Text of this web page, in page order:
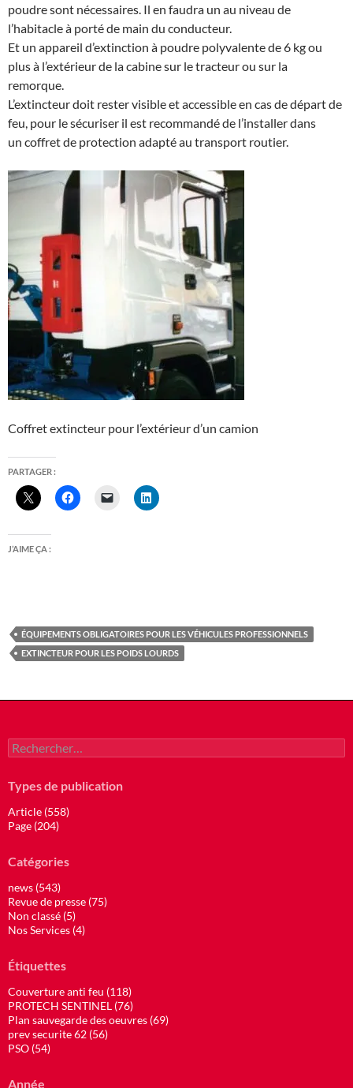
poudre sont nécessaires. Il en faudra un au niveau de
l’habitacle à porté de main du conducteur.
Et un appareil d’extinction à poudre polyvalente de 6 kg ou
plus à l’extérieur de la cabine sur le tracteur ou sur la
remorque.
L’extincteur doit rester visible et accessible en cas de départ de
feu, pour le sécuriser il est recommandé de l’installer dans
un coffret de protection adapté au transport routier.
Coffret extincteur pour l’extérieur d’un camion
PARTAGER :
J’AIME ÇA :
ÉQUIPEMENTS OBLIGATOIRES POUR LES VÉHICULES PROFESSIONNELS
EXTINCTEUR POUR LES POIDS LOURDS
Rechercher :
Types de publication
Article (558)
Page (204)
Catégories
news (543)
Revue de presse (75)
Non classé (5)
Nos Services (4)
Étiquettes
Couverture anti feu (118)
PROTECH SENTINEL (76)
Plan sauvegarde des oeuvres (69)
prev securite 62 (56)
PSO (54)
Année